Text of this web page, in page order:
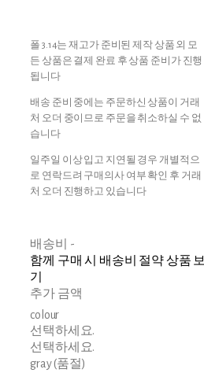
폴 3.14는 재고가 준비된 제작 상품 외 모
든 상품은 결제 완료 후 상품 준비가 진행
됩니다
배송 준비 중에는 주문하신 상품이 거래
처 오더 중이므로 주문을 취소하실 수 없
습니다
일주일 이상 입고 지연될 경우 개별적으
로 연락드려 구매의사 여부 확인 후 거래
처 오더 진행하고 있습니다
배송비 -
함께 구매 시 배송비 절약 상품 보
기
추가 금액
colour
선택하세요.
선택하세요.
gray (품절)